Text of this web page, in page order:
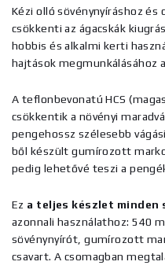
Kézi olló sövénynyíráshoz és
csökkenti az ágacskák
hobbis és alkalmi kerti
hajtások megmunkálásához
A teflonbevonatú HCS
csökkentik a növényi
pengehossz szélesebb
ből készült gumírozott
pedig lehetővé teszi a
Ez a teljes készlet minden
azonnali használathoz: 540
sövénynyírót, gumírozott
csavart. A csomagban